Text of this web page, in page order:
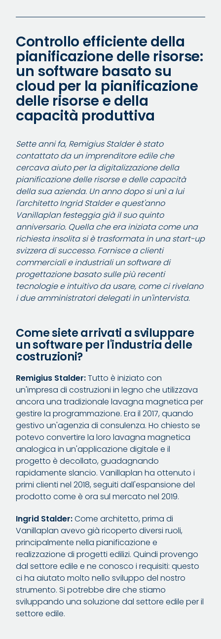
Controllo efficiente della
pianificazione delle risorse:
un software basato su
cloud per la pianificazione
delle risorse e della
capacità produttiva
Sette anni fa, Remigius Stalder è stato
contattato da un imprenditore edile che
cercava aiuto per la digitalizzazione della
pianificazione delle risorse e delle capacità
della sua azienda. Un anno dopo si unì a lui
l'architetto Ingrid Stalder e quest'anno
Vanillaplan festeggia già il suo quinto
anniversario. Quella che era iniziata come una
richiesta insolita si è trasformata in una start-up
svizzera di successo. Fornisce a clienti
commerciali e industriali un software di
progettazione basato sulle più recenti
tecnologie e intuitivo da usare, come ci rivelano
i due amministratori delegati in un'intervista.
Come siete arrivati a sviluppare
un software per l'industria delle
costruzioni?
Remigius Stalder:Tutto è iniziato con
un'impresa di costruzioni in legno che utilizzava
ancora una tradizionale lavagna magnetica per
gestire la programmazione. Era il 2017, quando
gestivo un'agenzia di consulenza. Ho chiesto se
potevo convertire la loro lavagna magnetica
analogica in un'applicazione digitale e il
progetto è decollato, guadagnando
rapidamente slancio. Vanillaplan ha ottenuto i
primi clienti nel 2018, seguiti dall'espansione del
prodotto come è ora sul mercato nel 2019.
Ingrid Stalder:Come architetto, prima di
Vanillaplan avevo già ricoperto diversi ruoli,
principalmente nella pianificazione e
realizzazione di progetti edilizi. Quindi provengo
dal settore edile e ne conosco i requisiti: questo
ci ha aiutato molto nello sviluppo del nostro
strumento. Si potrebbe dire che stiamo
sviluppando una soluzione dal settore edile per il
settore edile.